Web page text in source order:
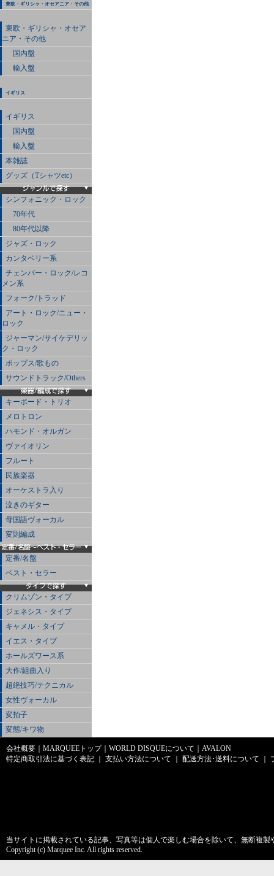
東欧・ギリシャ・オセアニア・その他
東欧・ギリシャ・オセア
ニア・その他
国内盤
輸入盤
イギリス
イギリス
国内盤
輸入盤
本雑誌
グッズ（Tシャツetc）
シンフォニック・ロック
70年代
80年代以降
ジャズ・ロック
カンタベリー系
チェンバー・ロック/レコ
メン系
フォーク/トラッド
アート・ロック/ニュー・
ロック
ジャーマン/サイケデリッ
ク・ロック
ポップス/歌もの
サウンドトラック/Others
キーボード・トリオ
メロトロン
ハモンド・オルガン
ヴァイオリン
フルート
民族楽器
オーケストラ入り
泣きのギター
母国語ヴォーカル
変則編成
定番/名盤
ベスト・セラー
クリムゾン・タイプ
ジェネシス・タイプ
キャメル・タイプ
イエス・タイプ
ホールズワース系
大作/組曲入り
超絶技巧/テクニカル
女性ヴォーカル
変拍子
変態/キワ物
会社概要 MARQUEEトップ｜ WORLD DISQUEについて
AVALON
特定商取引法に基づく表記
支払い方法について 配送方法･送料について
当サイトに掲載されている記事、写真等は個人で楽しむ場合を除いて、無断複
Copyright (c) Marquee Inc. All rights reserved.